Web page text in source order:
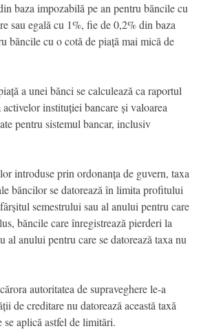
baza impozabilă pe an pentru băncile cu
sau egală cu 1%, fie de 0,2% din baza
băncile cu o cotă de piață mai mică de
a unei bănci se calculează ca raportul
instituției bancare și valoarea
pentru sistemul bancar, inclusiv
introduse prin ordonanța de guvern, taxa
băncilor se datorează în limita profitului
semestrului sau al anului pentru care
băncile care înregistrează pierderi la
al anului pentru care se datorează taxa nu
autoritatea de supraveghere le-a
de creditare nu datorează această taxă
aplică astfel de limitări.